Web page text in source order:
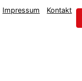
Impressum Kontakt